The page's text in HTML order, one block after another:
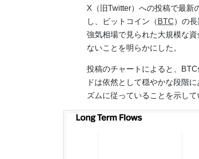
X（旧Twitter）への投稿で最新
し、ビットコイン（ BTC）の
強気相場で見られた大規模な
ないことを明らかにした。
投稿のチャートによると、
ドは依然として穏やかな段階
ズムに従っていることを示して